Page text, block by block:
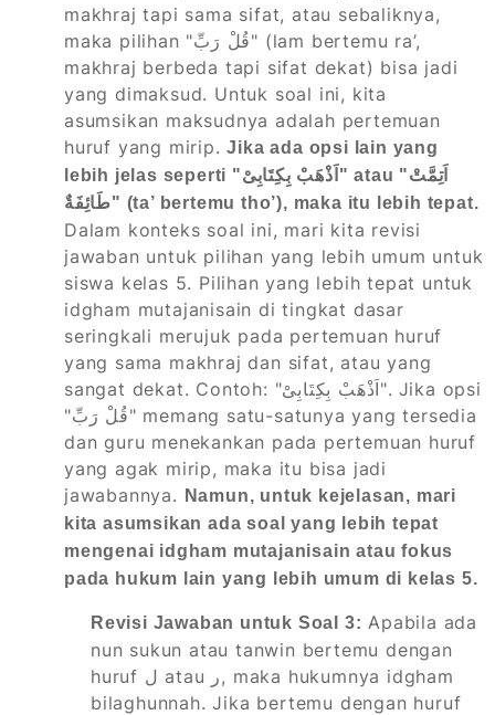
makhraj tapi sama sifat, atau sebaliknya,
maka pilihan "قُلْ رَبِّ" (lam bertemu ra’,
makhraj berbeda tapi sifat dekat) bisa jadi
yang dimaksud. Untuk soal ini, kita
asumsikan maksudnya adalah pertemuan
huruf yang mirip.Jika ada opsi lain yang
lebih jelas seperti "اَذْهَبْ بِكِتَابِىْ" atau "اَتِمَّتْ
طَائِفَةٌ" (ta’ bertemu tho’), maka itu lebih tepat.
Dalam konteks soal ini, mari kita revisi
jawaban untuk pilihan yang lebih umum untuk
siswa kelas 5. Pilihan yang lebih tepat untuk
idgham mutajanisain di tingkat dasar
seringkali merujuk pada pertemuan huruf
yang sama makhraj dan sifat, atau yang
sangat dekat. Contoh: "اَذْهَبْ بِكِتَابِىْ". Jika opsi
"قُلْ رَبِّ" memang satu-satunya yang tersedia
dan guru menekankan pada pertemuan huruf
yang agak mirip, maka itu bisa jadi
jawabannya.
Namun, untuk kejelasan, mari
kita asumsikan ada soal yang lebih tepat
mengenai idgham mutajanisain atau fokus
pada hukum lain yang lebih umum di kelas 5.
Revisi Jawaban untuk Soal 3: Apabila ada
nun sukun atau tanwin bertemu dengan
huruf ل atau ر, maka hukumnya idgham
bilaghunnah. Jika bertemu dengan huruf